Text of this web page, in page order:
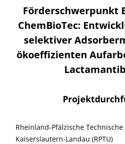
Förderschwerpunkt
ChemBioTec:
selektiver
ökoeffizienten
Rheinland-Pfälzische
Kaiserslautern-Landau (RPTU)